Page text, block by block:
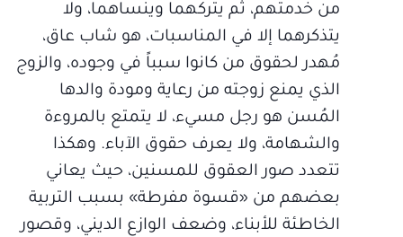
من خدمتهم، ثم يتركهما وينساهما، ولا
يتذكرهما إلا في المناسبات، هو شاب عاق،
مُهدر لحقوق من كانوا سبباً في وجوده، والزوج
الذي يمنع زوجته من رعاية ومودة والدها
المُسن هو رجل مسيء، لا يتمتع بالمروءة
والشهامة، ولا يعرف حقوق الآباء. وهكذا
تتعدد صور العقوق للمسنين، حيث يعاني
بعضهم من «قسوة مفرطة» بسبب التربية
الخاطئة للأبناء، وضعف الوازع الديني، وقصور